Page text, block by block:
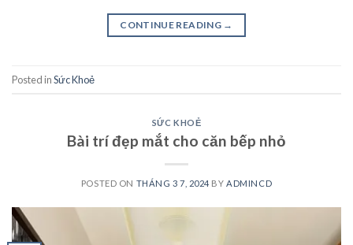
CONTINUE READING →
Posted inSức Khoẻ
SỨC KHOẺ
Bài trí đẹp mắt cho căn bếp nhỏ
POSTED ON THÁNG 3 7, 2024 BYADMINCD